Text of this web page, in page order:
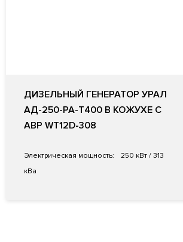
ДИЗЕЛЬНЫЙ ГЕНЕРАТОР УРАЛ
АД-250-РА-Т400 В КОЖУХЕ С
АВР WT12D-308
Электрическая мощность:
250 кВт / 313
кВа